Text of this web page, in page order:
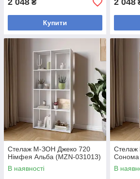
2 048 ₴
Купити
2 048
Стелаж М-ЗОН Джеко 720
Німфея Альба (MZN-031013)
В наявності
Сонома
В